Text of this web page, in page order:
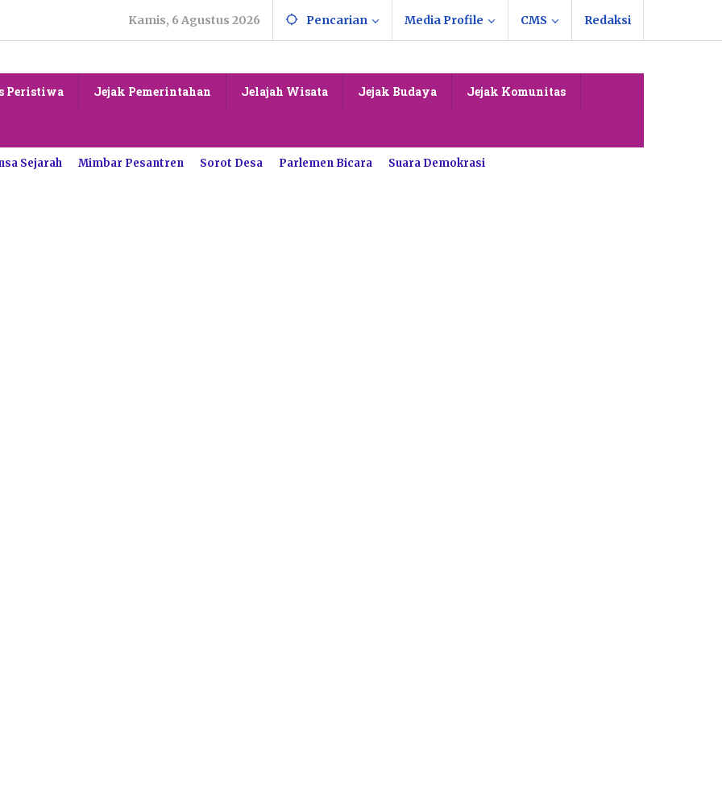
Kamis, 6 Agustus 2026 Pencarian Media Profile CMS Redaksi
Peristiwa Jejak Pemerintahan Jelajah Wisata Jejak Budaya Jejak Komunitas
Sejarah Mimbar Pesantren Sorot Desa Parlemen Bicara Suara Demokrasi